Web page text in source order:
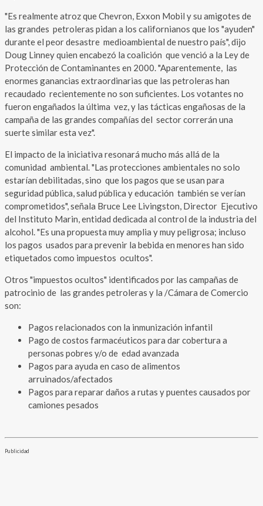
"Es realmente atroz que Chevron, Exxon Mobil y su amigotes de
las grandes petroleras pidan a los californianos que los "ayuden"
durante el peor desastre medioambiental de nuestro país", dijo
Doug Linney quien encabezó la coalición que venció a la Ley de
Protección de Contaminantes en 2000. "Aparentemente, las
enormes ganancias extraordinarias que las petroleras han
recaudado recientemente no son suficientes. Los votantes no
fueron engañados la última vez, y las tácticas engañosas de la
campaña de las grandes compañías del sector correrán una
suerte similar esta vez".
El impacto de la iniciativa resonará mucho más allá de la
comunidad ambiental. "Las protecciones ambientales no solo
estarían debilitadas, sino que los pagos que se usan para
seguridad pública, salud pública y educación también se verían
comprometidos", señala Bruce Lee Livingston, Director Ejecutivo
del Instituto Marin, entidad dedicada al control de la industria del
alcohol. "Es una propuesta muy amplia y muy peligrosa; incluso
los pagos usados para prevenir la bebida en menores han sido
etiquetados como impuestos ocultos".
Otros "impuestos ocultos" identificados por las campañas de
patrocinio de las grandes petroleras y la /Cámara de Comercio
son:
Pagos relacionados con la inmunización infantil
Pago de costos farmacéuticos para dar cobertura a
personas pobres y/o de edad avanzada
Pagos para ayuda en caso de alimentos
arruinados/afectados
Pagos para reparar daños a rutas y puentes causados por
camiones pesados
Publicidad